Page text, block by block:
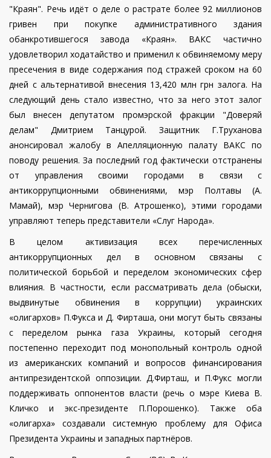
"Краян". Речь идёт о деле о растрате более 92 миллионов
гривен при покупке административного здания
обанкротившегося завода «Краян».
ВАКС частично
удовлетворил ходатайство и применил к обвиняемому меру
пресечения в виде содержания под стражей сроком на 60
дней с альтернативой внесения 13,420 млн грн залога. На
следующий день стало известно, что за него этот залог
был внесен депутатом промэрской фракции "Доверяй
делам" Дмитрием Танцурой. Защитник Г.Труханова
анонсировал жалобу в Апелляционную палату ВАКС по
поводу решения. За последний год фактически отстранены
от управления своими городами в связи с
антикоррупционными обвинениями, мэр Полтавы (А.
Мамай), мэр Чернигова (В. Атрошенко), этими городами
управляют теперь представители «Слуг Народа».
В целом активизация всех перечисленных
антикоррупционных дел в основном связаны с
политической борьбой и переделом экономических сфер
влияния. В частности, если рассматривать дела (обыски,
выдвинутые обвинения в коррупции) украинских
«олигархов» П.Фукса и Д. Фирташа, они могут быть связаны
с переделом рынка газа Украины, который сегодня
постепенно переходит под монопольный контроль одной
из американских компаний и вопросов финансирования
антипрезидентской оппозиции. Д.Фирташ, и П.Фукс могли
поддерживать оппонентов власти (речь о мэре Киева В.
Кличко и экс-президенте П.Порошенко). Также оба
«олигарха» создавали системную проблему для Офиса
Президента Украины и западных партнёров.